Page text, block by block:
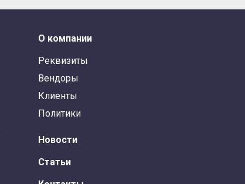
О компании
Реквизиты
Вендоры
Клиенты
Политики
Новости
Статьи